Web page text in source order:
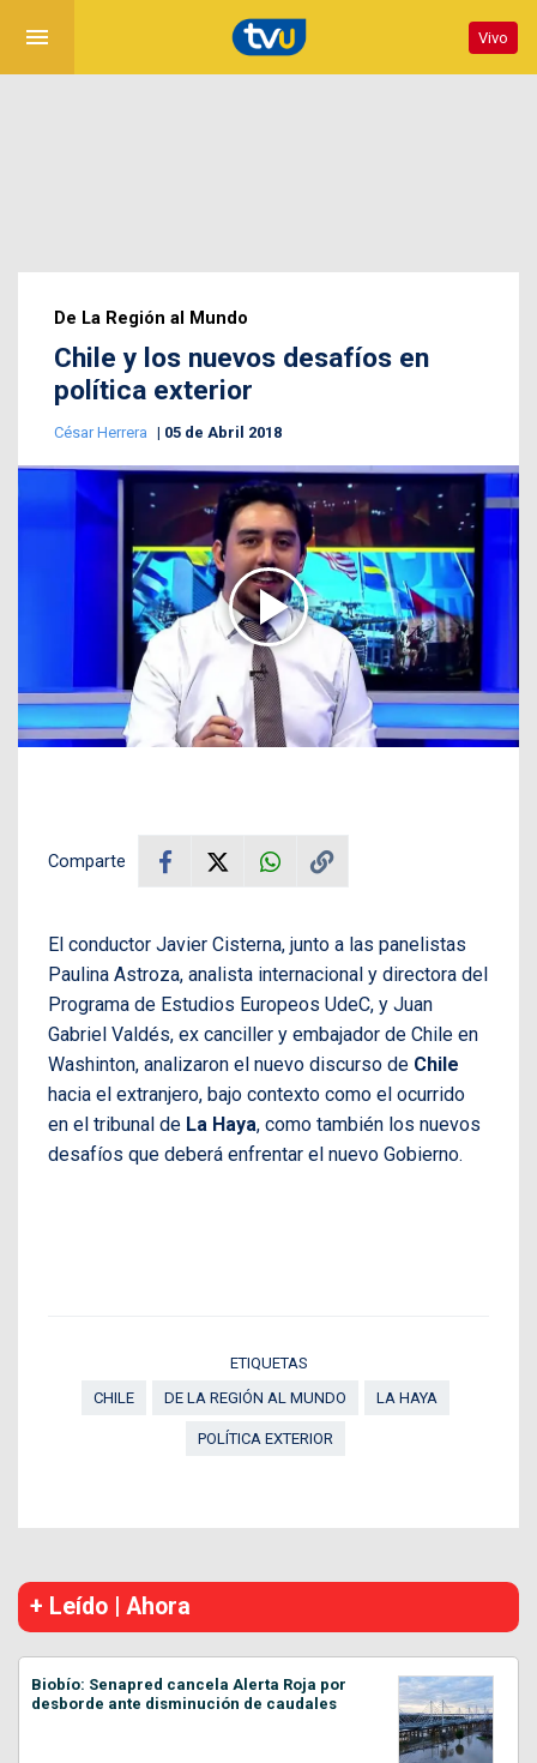
menu Vivo
De La Región al Mundo
Chile y los nuevos desafíos en
política exterior
César Herrera 05 de Abril 2018
Comparte
El conductor Javier Cisterna, junto a las panelistas
Paulina Astroza, analista internacional y directora del
Programa de Estudios Europeos UdeC, y Juan
Gabriel Valdés, ex canciller y embajador de Chile en
Washinton, analizaron el nuevo discurso de Chile
hacia el extranjero, bajo contexto como el ocurrido
en el tribunal de La Haya, como también los nuevos
desafíos que deberá enfrentar el nuevo Gobierno.
ETIQUETAS
CHILE
DE LA REGIÓN AL MUNDO LA HAYA
POLÍTICA EXTERIOR
+ Leído | Ahora
Biobío: Senapred cancela Alerta Roja por
desborde ante disminución de caudales